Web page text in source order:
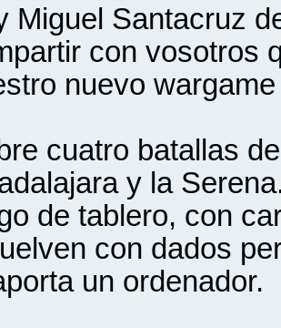
Miguel Santacruz
con vosotros
nuevo
cuatro batallas
y la
de tablero, con
con dados
un ordenador.